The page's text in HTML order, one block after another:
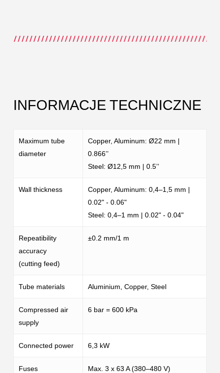
INFORMACJE TECHNICZNE
Maximum tube
diameter
Copper, Aluminum: Ø22 mm |
0.866’’
Steel: Ø12,5 mm | 0.5’’
Wall thickness
Copper, Aluminum: 0,4–1,5 mm |
0.02" - 0.06"
Steel: 0,4–1 mm | 0.02" - 0.04"
Repeatibility
accuracy
(cutting feed)
±0.2 mm/1 m
Tube materials Aluminium, Copper, Steel
Compressed air
supply
6 bar = 600 kPa
Connected power 6,3 kW
Fuses Max. 3 x 63 A (380–480 V)